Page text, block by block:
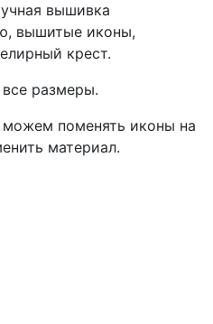
вышивка
вышитые иконы,
крест.
размеры.
поменять иконы на
материал.